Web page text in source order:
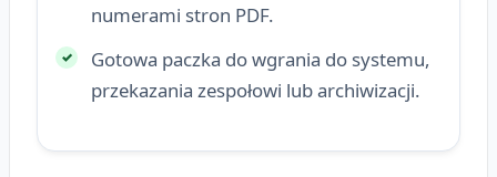
numerami stron PDF.
Gotowa paczka do wgrania do systemu,
przekazania zespołowi lub archiwizacji.